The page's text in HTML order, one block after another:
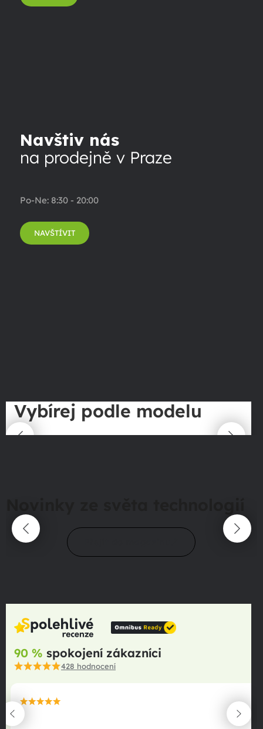
Navštiv nás
na prodejně v Praze
Po-Ne: 8:30 - 20:00
NAVŠTÍVIT
Vybírej podle modelu
90 % spokojení zákazníci
428 hodnocení
maximální spokojenost
22.06.2025